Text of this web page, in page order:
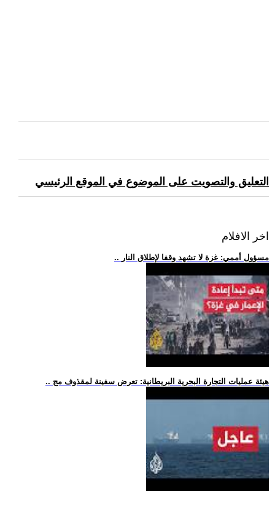
التعليق والتصويت على الموضوع في الموقع الرئيسي
اخر الافلام
.. مسؤول أممي: غزة لا تشهد وقفا لإطلاق النار
.. هيئة عمليات التجارة البحرية البريطانية: تعرض سفينة لمقذوف مج